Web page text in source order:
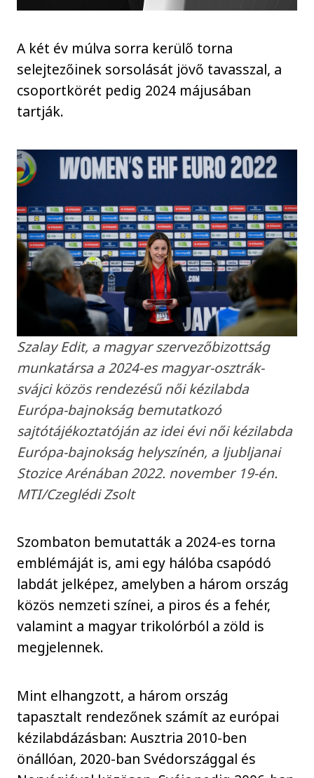
A két év múlva sorra kerülő torna
selejtezőinek sorsolását jövő tavasszal, a
csoportkörét pedig 2024 májusában
tartják.
Szalay Edit, a magyar szervezőbizottság
munkatársa a 2024-es magyar-osztrák-
svájci közös rendezésű női kézilabda
Európa-bajnokság bemutatkozó
sajtótájékoztatóján az idei évi női kézilabda
Európa-bajnokság helyszínén, a ljubljanai
Stozice Arénában 2022. november 19-én.
MTI/Czeglédi Zsolt
Szombaton bemutatták a 2024-es torna
emblémáját is, ami egy hálóba csapódó
labdát jelképez, amelyben a három ország
közös nemzeti színei, a piros és a fehér,
valamint a magyar trikolórból a zöld is
megjelennek.
Mint elhangzott, a három ország
tapasztalt rendezőnek számít az európai
kézilabdázásban: Ausztria 2010-ben
önállóan, 2020-ban Svédországgal és